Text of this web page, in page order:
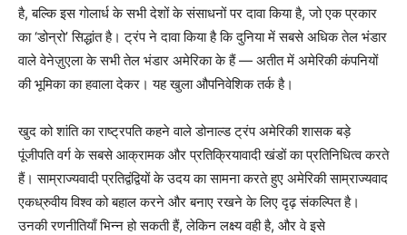
है, बल्कि इस गोलार्ध के सभी देशों के संसाधनों पर दावा किया है, जो एक प्रकार
का ‘डोन्रो’ सिद्धांत है। ट्रंप ने दावा किया है कि दुनिया में सबसे अधिक तेल भंडार
वाले वेनेज़ुएला के सभी तेल भंडार अमेरिका के हैं — अतीत में अमेरिकी कंपनियों
की भूमिका का हवाला देकर। यह खुला औपनिवेशिक तर्क है।
खुद को शांति का राष्ट्रपति कहने वाले डोनाल्ड ट्रंप अमेरिकी शासक बड़े
पूंजीपति वर्ग के सबसे आक्रामक और प्रतिक्रियावादी खंडों का प्रतिनिधित्व करते
हैं। साम्राज्यवादी प्रतिद्वंद्वियों के उदय का सामना करते हुए अमेरिकी साम्राज्यवाद
एकध्रुवीय विश्व को बहाल करने और बनाए रखने के लिए दृढ़ संकल्पित है।
उनकी रणनीतियाँ भिन्न हो सकती हैं, लेकिन लक्ष्य वही है, और वे इसे